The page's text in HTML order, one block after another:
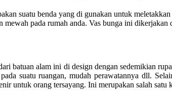
suatu benda yang di gunakan untuk
mewah pada rumah anda. Vas bunga ini
batuan alam ini di design dengan sedemikian
suatu ruangan, mudah perawatannya dll.
untuk orang tersayang. Ini merupakan salah